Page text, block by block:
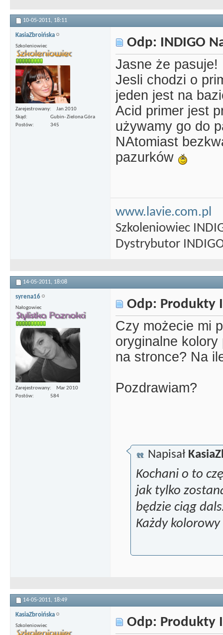
10-05-2011, 18:11
KasiaZbroińska
Szkoleniowiec
Zarejestrowany
Jan 2010
Skąd
Gubin- Zielona Góra
Postów
345
Odp: INDIGO
Jasne że pasuje!
Jesli chodzi o
jeden jest na
Acid primer jest
używamy go do
NAtomiast
pazurków
www.lavie.com.pl
Szkoleniowiec
Dystrybutor
14-05-2011, 18:08
syrena16
Nałogowiec
Zarejestrowany
Mar 2010
Postów
584
Odp: Produkty
Czy możecie mi
oryginalne
na stronce? Na
Pozdrawiam?
Napisał
Kochani o to
jak tylko
będzie ciąg
Każdy
14-05-2011, 18:49
KasiaZbroińska
Szkoleniowiec Odp: Produkty